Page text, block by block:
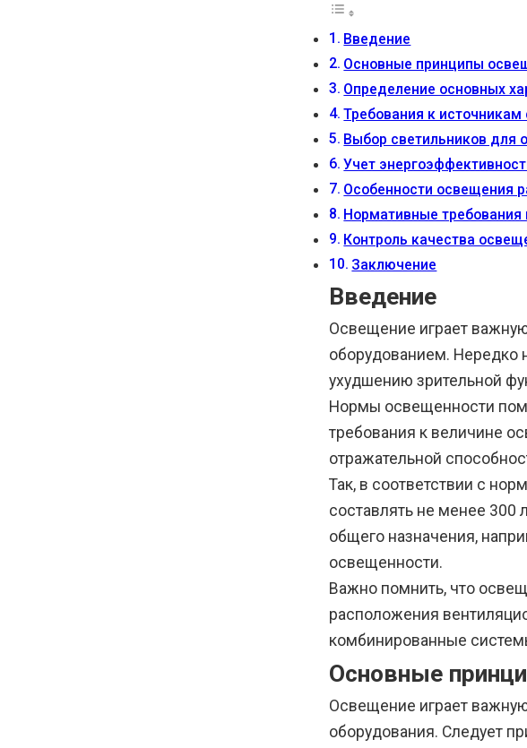
Введение
Основные принципы
Определение основных
Требования к источникам
Выбор светильников для
Учет
Особенности освещения
Нормативные
Контроль качества
Заключение
Введение
Освещение играет
оборудованием. Нередко
ухудшению зрительной
Нормы освещенности
требования к величине
отражательной
Так, в соответствии с
составлять не менее 300
общего назначения,
освещенности.
Важно помнить, что
расположения
комбинированные
Основные
Освещение играет
оборудования. Следует